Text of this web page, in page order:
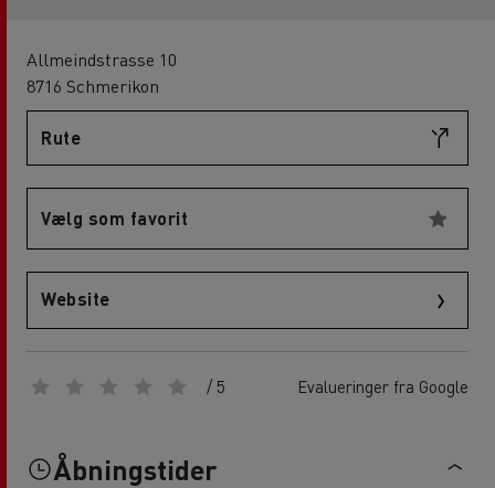
Allmeindstrasse 10
8716 Schmerikon
Rute
Vælg som favorit
Website
/ 5 Evalueringer fra Google
Åbningstider